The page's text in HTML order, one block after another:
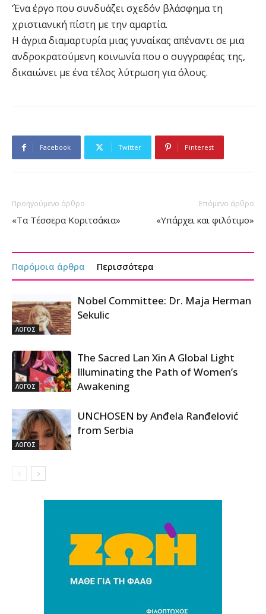
‘Ένα έργο που συνδυάζει σχεδόν βλάσφημα τη
χριστιανική πίστη με την αμαρτία.
Η άγρια διαμαρτυρία μιας γυναίκας απέναντι σε μια
ανδροκρατούμενη κοινωνία που ο συγγραφέας της,
δικαιώνει με ένα τέλος λύτρωση για όλους.
Facebook Twitter Pinterest
Προηγούμενο άρθρο
«Τα Τέσσερα Κοριτσάκια»
Επόμενο άρθρο
«Υπάρχει και φιλότιμο»
Παρόμοια άρθρα Περισσότερα
ΛΟΓΟΣ
Nobel Committee: Dr. Maja Herman
Sekulic
ΛΟΓΟΣ
The Sacred Lan Xin A Global Light
Illuminating the Path of Women’s
Awakening
ΛΟΓΟΣ
UNCHOSEN by Anđela Ranđelović
from Serbia